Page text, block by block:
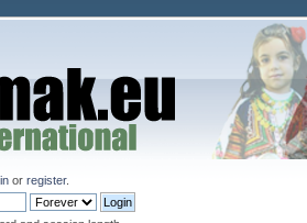
or register.